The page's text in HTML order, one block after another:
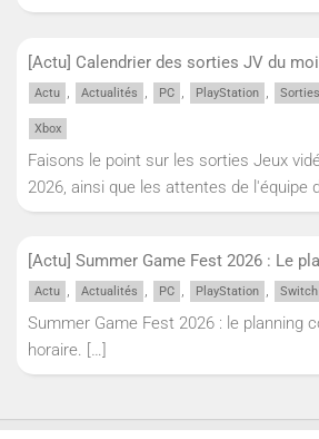
[Actu] Calendrier des sorties JV du
Actu , Actualités , PC , PlayStation ,
Xbox
Faisons le point sur les sorties Jeux
2026, ainsi que les attentes de l'équipe
[Actu] Summer Game Fest 2026 : Le
Actu , Actualités , PC , PlayStation , Switch
Summer Game Fest 2026 : le planning
horaire. […]